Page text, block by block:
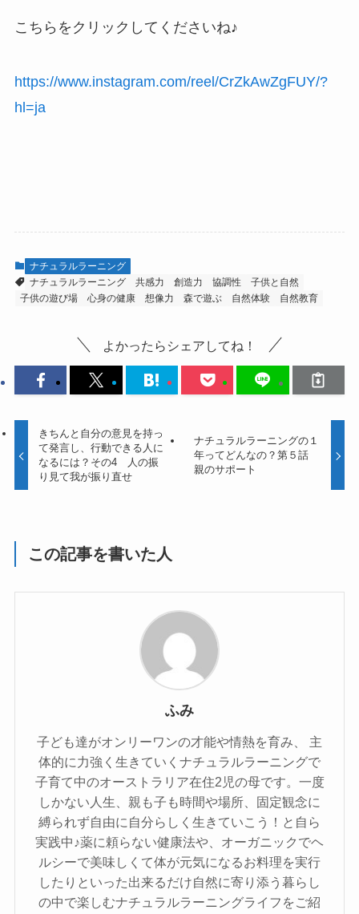
こちらをクリックしてくださいね♪
https://www.instagram.com/reel/CrZkAwZgFUY/?
hl=ja
ナチュラルラーニング
ナチュラルラーニング
共感力 創造力 協調性
子供と自然
子供の遊び場
心身の健康 想像力 森で遊ぶ 自然体験 自然教育
よかったらシェアしてね！
きちんと自分の意見を持っ
て発言し、行動できる人に
なるには？その4 人の振
り見て我が振り直せ
ナチュラルラーニングの１
年ってどんなの？第５話
親のサポート
この記事を書いた人
ふみ
子ども達がオンリーワンの才能や情熱を育み、 主
体的に力強く生きていくナチュラルラーニングで
子育て中のオーストラリア在住2児の母です。一度
しかない人生、親も子も時間や場所、固定観念に
縛られず自由に自分らしく生きていこう！と自ら
実践中♪薬に頼らない健康法や、オーガニックでヘ
ルシーで美味しくて体が元気になるお料理を実行
したりといった出来るだけ自然に寄り添う暮らし
の中で楽しむナチュラルラーニングライフをご紹